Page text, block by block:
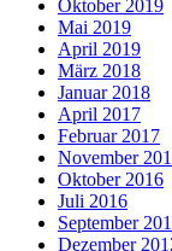
Oktober 2019
Mai 2019
April 2019
März 2018
Januar 2018
April 2017
Februar 2017
November
Oktober 2016
Juli 2016
September
Dezember